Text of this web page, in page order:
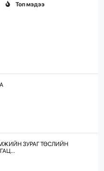
Топ мэдээ
ЗУРАГ ТӨСЛИЙН